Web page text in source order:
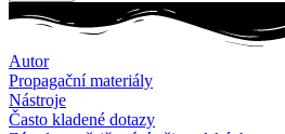
Autor
Propagační materiály
Nástroje
Často kladené dotazy